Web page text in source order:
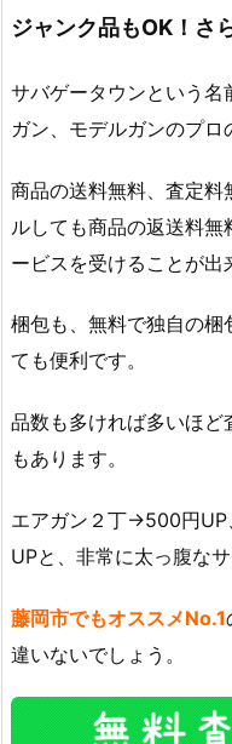
ジャンク品もOK！さ
サバゲータウンという名
ガン、モデルガンのプロ
商品の送料無料、査定料
ルしても商品の返送料
ービスを受けることが出
梱包も、無料で独自の梱
ても便利です。
品数も多ければ多いほど
もあります。
エアガン２丁→500円
UPと、非常に太っ腹な
藤岡市でもオススメNo.1
違いないでしょう。